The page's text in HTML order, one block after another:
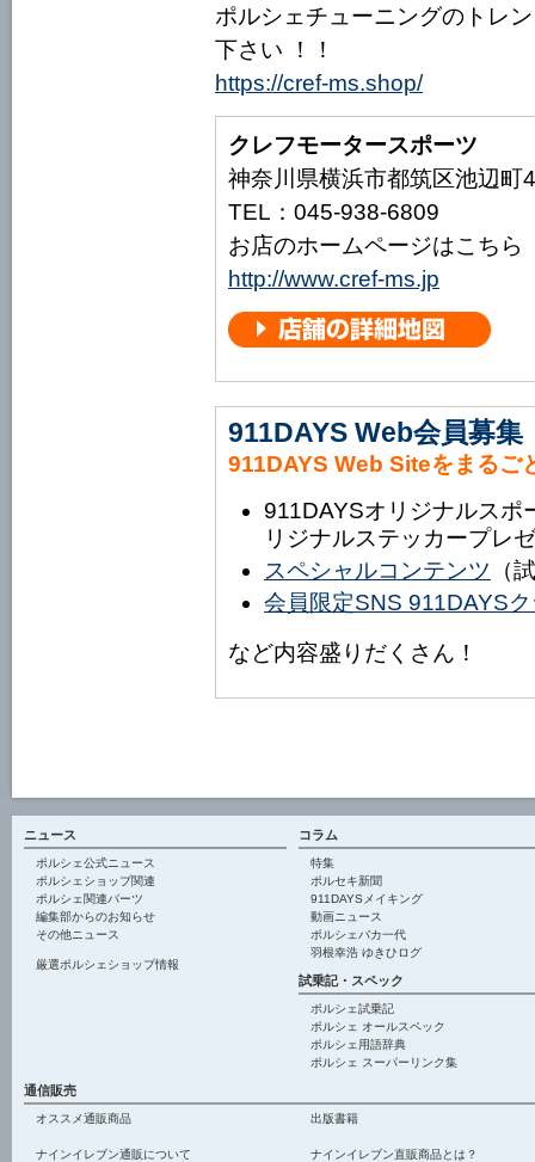
ポルシェチューニングのトレ
下さい ！！
https://cref-ms.shop/
クレフモータースポーツ
神奈川県横浜市都筑区池辺町
TEL：045-938-6809
お店のホームページはこちら
http://www.cref-ms.jp
911DAYS Web会員募集
911DAYS Web Siteをまるご
911DAYSオリジナルスポ
リジナルステッカープレ
スペシャルコンテンツ （
会員限定SNS 911DAYS
など内容盛りだくさん！
ニュース
ポルシェ公式ニュース
ポルシェショップ関連
ポルシェ関連パーツ
編集部からのお知らせ
その他ニュース
厳選ポルシェショップ情報
コラム
特集
ポルセキ新聞
911DAYSメイキング
動画ニュース
ポルシェバカ一代
羽根幸浩 ゆきひログ
試乗記・スペック
ポルシェ試乗記
ポルシェ オールスペック
ポルシェ用語辞典
ポルシェ スーパーリンク集
通信販売
オススメ通販商品 出版書籍
ナインイレブン通販について ナインイレブン直販商品とは？